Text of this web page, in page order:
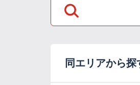
同エリアから探